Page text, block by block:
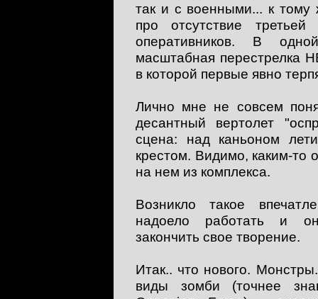
так и с военными... к тому
про отсутствие
оперативников. В
масштабная перестрелка
в которой первые явно
Лично мне не совсем
десантный вертолет
сцена: над каньоном
крестом. Видимо, каким-то
на нем из комплекса.
Возникло такое
надоело работать и
закончить свое творение.
Итак.. что нового.
виды зомби (точнее